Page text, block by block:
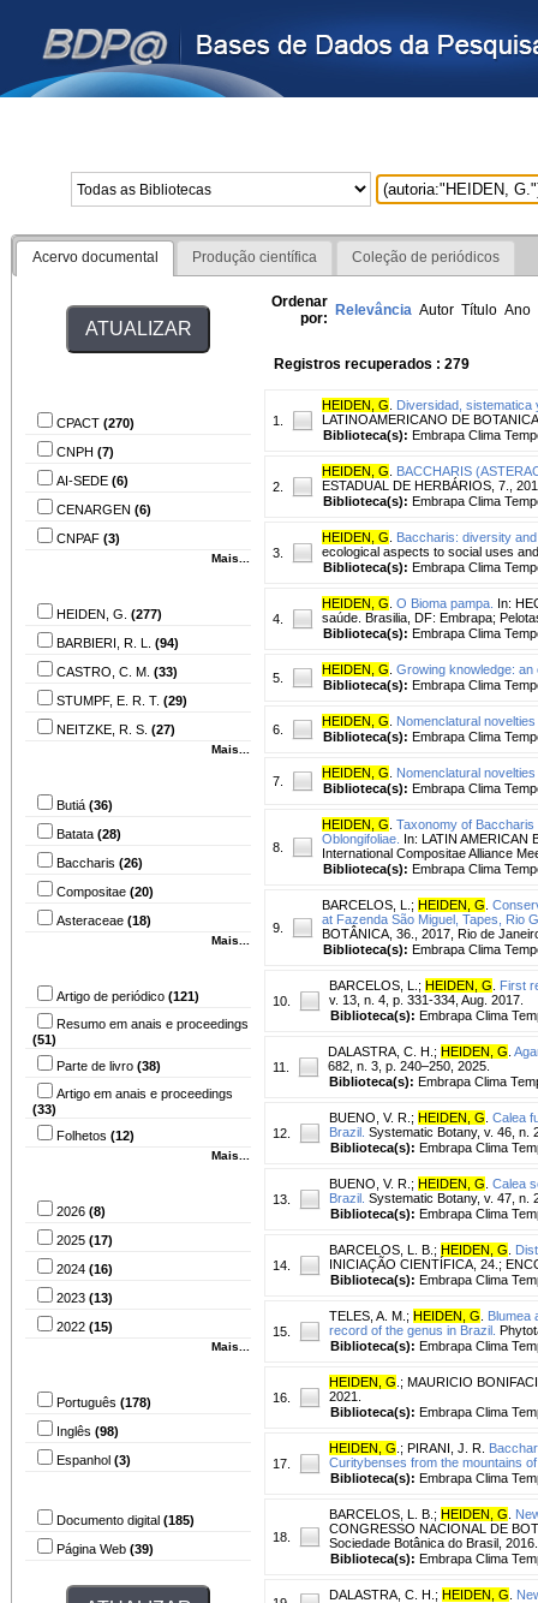
Acervo documental Produção científica Coleção de periódicos
CPACT (270)
CNPH (7)
AI-SEDE (6)
CENARGEN (6)
CNPAF (3)
Mais...
HEIDEN, G. (277)
BARBIERI, R. L. (94)
CASTRO, C. M. (33)
STUMPF, E. R. T. (29)
NEITZKE, R. S. (27)
Mais...
Butiá (36)
Batata (28)
Baccharis (26)
Compositae (20)
Asteraceae (18)
Mais...
Artigo de periódico (121)
Resumo em anais e proceedings
(51)
Parte de livro (38)
Artigo em anais e proceedings
(33)
Folhetos (12)
Mais...
2026 (8)
2025 (17)
2024 (16)
2023 (13)
2022 (15)
Mais...
Português (178)
Inglês (98)
Espanhol (3)
Documento digital (185)
Página Web (39)
Ordenar
por: Relevância Autor Título Ano
Registros recuperados : 279
1.
HEIDEN, G
Diversidad, sistematica
LATINOAMERICANO DE
Biblioteca(s): Embrapa Clima
2.
HEIDEN, G
BACCHARIS
ESTADUAL DE HERBÁRIOS, 7.,
Biblioteca(s): Embrapa Clima
3.
HEIDEN, G
Baccharis: diversity
ecological aspects to social uses
Biblioteca(s): Embrapa Clima
4.
HEIDEN, G O Bioma pampa. In:
saúde. Brasilia, DF: Embrapa;
Biblioteca(s): Embrapa Clima
5.
HEIDEN, G Growing knowledge:
Biblioteca(s): Embrapa Clima
6.
HEIDEN, G
Nomenclatural
Biblioteca(s): Embrapa Clima
7.
HEIDEN, G
Nomenclatural
Biblioteca(s): Embrapa Clima
8.
HEIDEN, G Taxonomy of
Oblongifoliae. In: LATIN AMERICAN
International Compositae Alliance
Biblioteca(s): Embrapa Clima
9.
BARCELOS, L. ; HEIDEN, G
at Fazenda São Miguel, Tapes, Rio
BOTÂNICA, 36., 2017, Rio de
Biblioteca(s): Embrapa Clima
10.
BARCELOS, L. ; HEIDEN, G
First
v. 13, n. 4, p. 331-334, Aug. 2017.
Biblioteca(s): Embrapa Clima
11.
DALASTRA, C. H. ; HEIDEN, G
682, n. 3, p. 240–250, 2025.
Biblioteca(s): Embrapa Clima
12.
BUENO, V. R. ; HEIDEN, G Calea
Brazil. Systematic Botany, v. 46, n.
Biblioteca(s): Embrapa Clima
13.
BUENO, V. R. ; HEIDEN, G Calea
Brazil. Systematic Botany, v. 47, n.
Biblioteca(s): Embrapa Clima
14.
BARCELOS, L. B. ; HEIDEN, G
INICIAÇÃO CIENTÍFICA, 24.;
Biblioteca(s): Embrapa Clima
15.
TELES, A. M. ; HEIDEN, G
Blumea
record of the genus in Brazil.
Biblioteca(s): Embrapa Clima
16.
HEIDEN, G ; MAURICIO
2021.
Biblioteca(s): Embrapa Clima
17.
HEIDEN, G ; PIRANI, J. R.
Curitybenses from the mountains
Biblioteca(s): Embrapa Clima
18.
BARCELOS, L. B. ; HEIDEN, G
CONGRESSO NACIONAL DE
Sociedade Botânica do Brasil, 2016.
Biblioteca(s): Embrapa Clima
DALASTRA, C. H. ; HEIDEN, G